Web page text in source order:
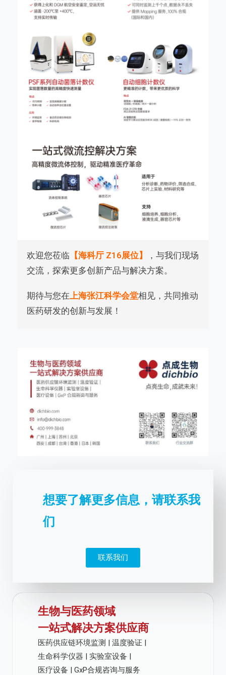
欢迎您莅临 【海科厅 Z16展位】
，与我们现场
交流，探索更多创新产品与解决方案。
期待与您在 上海张江科学会堂相见，共同推动
医药研发的创新与发展！
想要了解更多信息，请联系我
们
联系我们
生物与医药领域
一站式解决方案供应商
医药供应链环境监测 | 温度验证 |
生命科学仪器 | 实验室设备 |
医疗设备 | GxP合规咨询与服务